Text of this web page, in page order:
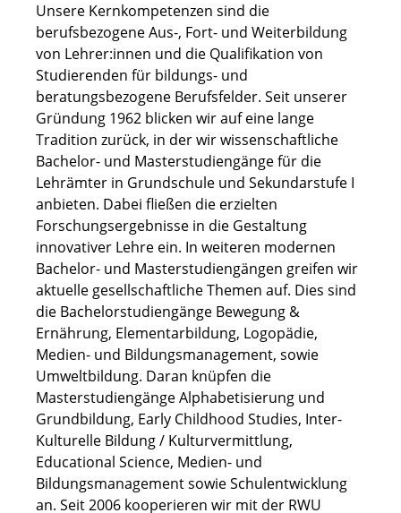
Unsere Kernkompetenzen sind die
berufsbezogene Aus-, Fort- und Weiterbildung
von Lehrer:innen und die Qualifikation von
Studierenden für bildungs- und
beratungsbezogene Berufsfelder. Seit unserer
Gründung 1962 blicken wir auf eine lange
Tradition zurück, in der wir wissenschaftliche
Bachelor- und Masterstudiengänge für die
Lehrämter in Grundschule und Sekundarstufe I
anbieten. Dabei fließen die erzielten
Forschungsergebnisse in die Gestaltung
innovativer Lehre ein. In weiteren modernen
Bachelor- und Masterstudiengängen greifen wir
aktuelle gesellschaftliche Themen auf. Dies sind
die Bachelorstudiengänge Bewegung &
Ernährung, Elementarbildung, Logopädie,
Medien- und Bildungsmanagement, sowie
Umweltbildung. Daran knüpfen die
Masterstudiengänge Alphabetisierung und
Grundbildung, Early Childhood Studies, Inter-
Kulturelle Bildung / Kulturvermittlung,
Educational Science, Medien- und
Bildungsmanagement sowie Schulentwicklung
an. Seit 2006 kooperieren wir mit der RWU